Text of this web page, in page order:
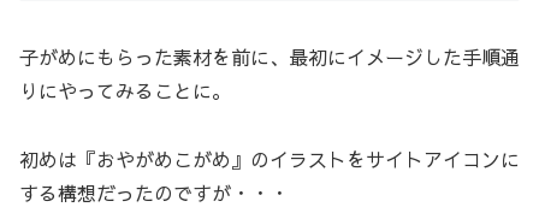
子がめにもらった素材を前に、最初にイメージした手順通
りにやってみることに。
初めは『おやがめこがめ』のイラストをサイトアイコンに
する構想だったのですが・・・